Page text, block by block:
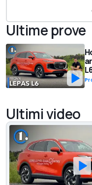
Ultime prove
Ultimi video